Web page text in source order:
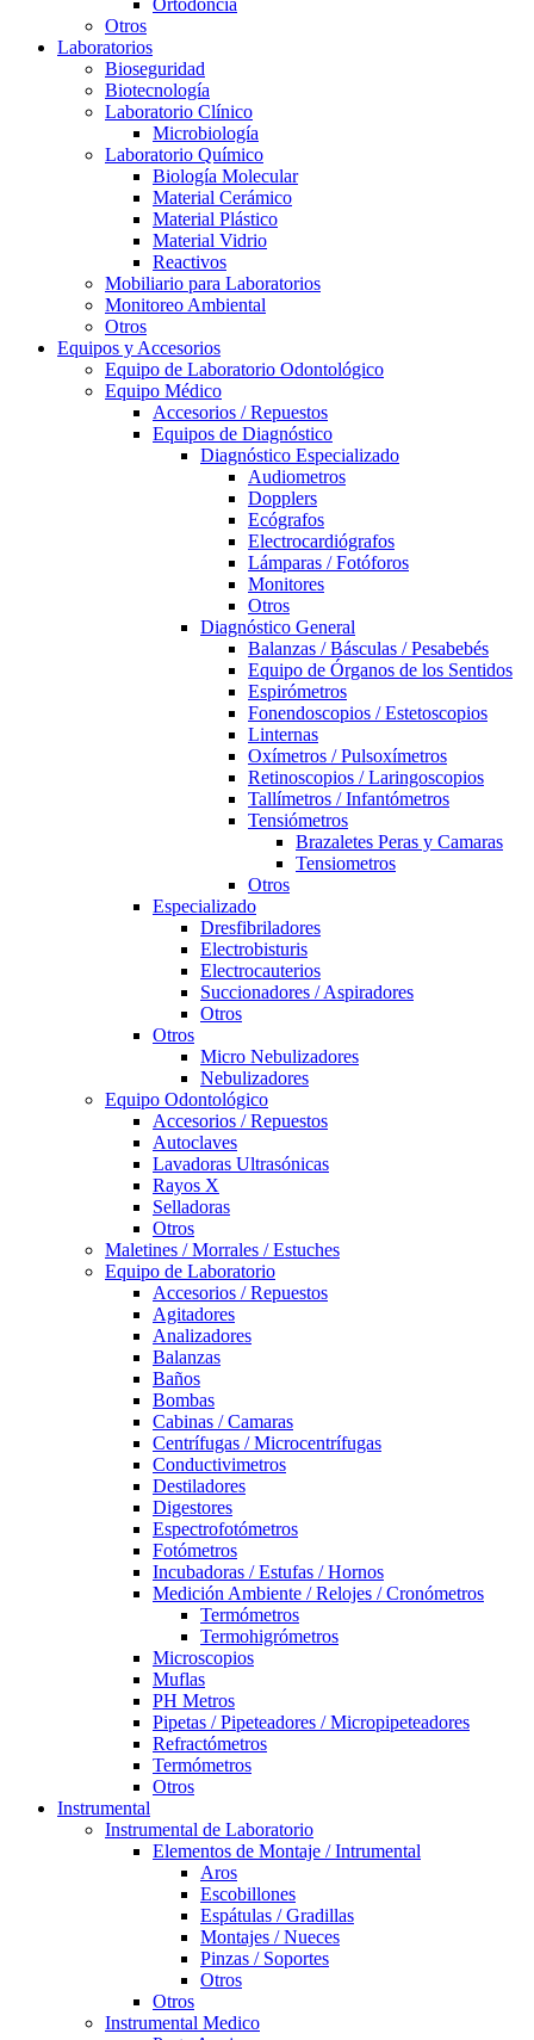
Ortodoncia
Otros
Laboratorios
Bioseguridad
Biotecnología
Laboratorio Clínico
Microbiología
Laboratorio Químico
Biología Molecular
Material Cerámico
Material Plástico
Material Vidrio
Reactivos
Mobiliario para Laboratorios
Monitoreo Ambiental
Otros
Equipos y Accesorios
Equipo de Laboratorio Odontológico
Equipo Médico
Accesorios / Repuestos
Equipos de Diagnóstico
Diagnóstico Especializado
Audiometros
Dopplers
Ecógrafos
Electrocardiógrafos
Lámparas / Fotóforos
Monitores
Otros
Diagnóstico General
Balanzas / Básculas / Pesabebés
Equipo de Órganos de los Sentidos
Espirómetros
Fonendoscopios / Estetoscopios
Linternas
Oxímetros / Pulsoxímetros
Retinoscopios / Laringoscopios
Tallímetros / Infantómetros
Tensiómetros
Brazaletes Peras y Camaras
Tensiometros
Otros
Especializado
Dresfibriladores
Electrobisturis
Electrocauterios
Succionadores / Aspiradores
Otros
Otros
Micro Nebulizadores
Nebulizadores
Equipo Odontológico
Accesorios / Repuestos
Autoclaves
Lavadoras Ultrasónicas
Rayos X
Selladoras
Otros
Maletines / Morrales / Estuches
Equipo de Laboratorio
Accesorios / Repuestos
Agitadores
Analizadores
Balanzas
Baños
Bombas
Cabinas / Camaras
Centrífugas / Microcentrífugas
Conductivimetros
Destiladores
Digestores
Espectrofotómetros
Fotómetros
Incubadoras / Estufas / Hornos
Medición Ambiente / Relojes / Cronómetros
Termómetros
Termohigrómetros
Microscopios
Muflas
PH Metros
Pipetas / Pipeteadores / Micropipeteadores
Refractómetros
Termómetros
Otros
Instrumental
Instrumental de Laboratorio
Elementos de Montaje / Intrumental
Aros
Escobillones
Espátulas / Gradillas
Montajes / Nueces
Pinzas / Soportes
Otros
Otros
Instrumental Medico